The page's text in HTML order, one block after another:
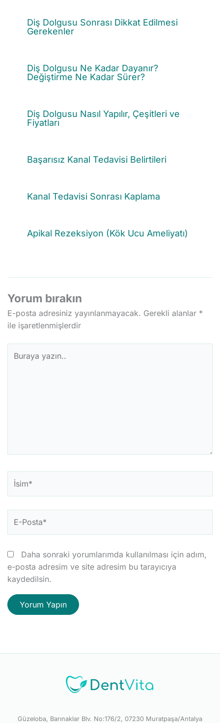
Diş Dolgusu Sonrası Dikkat Edilmesi
Gerekenler
Diş Dolgusu Ne Kadar Dayanır?
Değiştirme Ne Kadar Sürer?
Diş Dolgusu Nasıl Yapılır, Çeşitleri ve
Fiyatları
Başarısız Kanal Tedavisi Belirtileri
Kanal Tedavisi Sonrası Kaplama
Apikal Rezeksiyon (Kök Ucu Ameliyatı)
Yorum bırakın
E-posta adresiniz yayınlanmayacak. Gerekli alanlar *
ile işaretlenmişlerdir
yazın..
Posta*
Daha sonraki yorumlarımda kullanılması için adım,
e-posta adresim ve site adresim bu tarayıcıya
kaydedilsin.
Güzeloba, Barınaklar Blv. No:176/2, 07230 Muratpaşa/Antalya